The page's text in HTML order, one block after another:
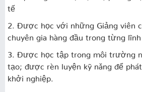
tế
2. Được học với những Giảng viên
chuyên gia hàng đầu trong từng
3. Được học tập trong môi trường
tạo; được rèn luyện kỹ nǎng để
khởi nghiệp.